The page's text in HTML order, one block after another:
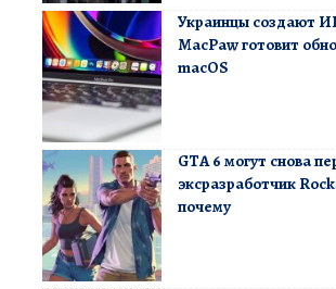
Украинцы создают
MacPaw готовит
macOS
GTA 6 могут снова
эксразработчик
почему